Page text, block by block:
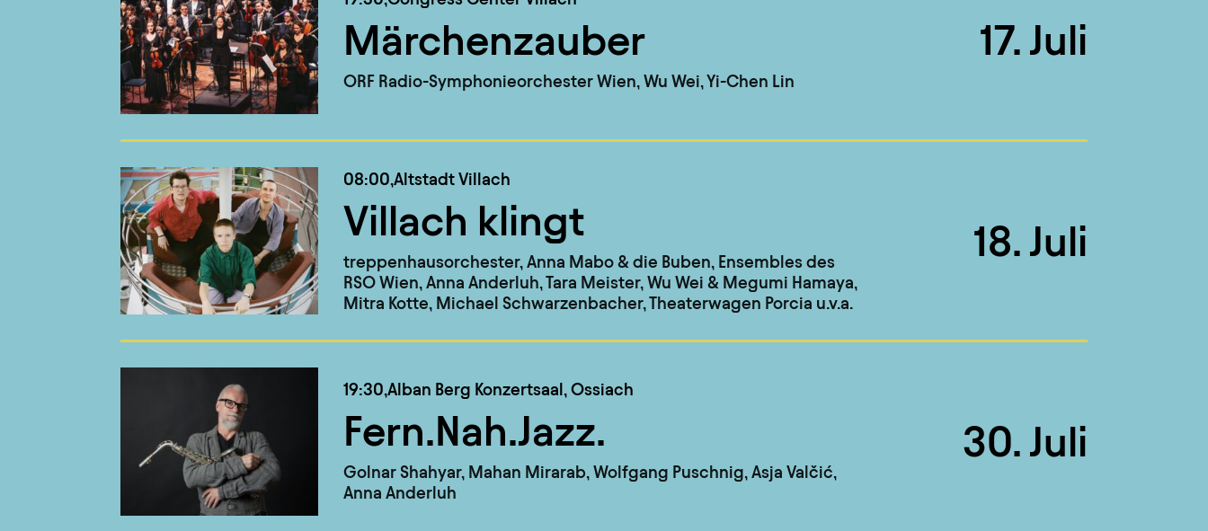
Märchenzauber
ORF Radio-Symphonieorchester Wien, Wu Wei, Yi-Chen Lin
17. Juli
08:00,Altstadt Villach
Villach klingt
treppenhausorchester, Anna Mabo & die Buben, Ensembles des
RSO Wien, Anna Anderluh, Tara Meister, Wu Wei & Megumi Hamaya,
Mitra Kotte, Michael Schwarzenbacher, Theaterwagen Porcia u.v.a.
18. Juli
19:30,Alban Berg Konzertsaal, Ossiach
Fern.Nah.Jazz.
Golnar Shahyar, Mahan Mirarab, Wolfgang Puschnig, Asja Valčić,
Anna Anderluh
30. Juli